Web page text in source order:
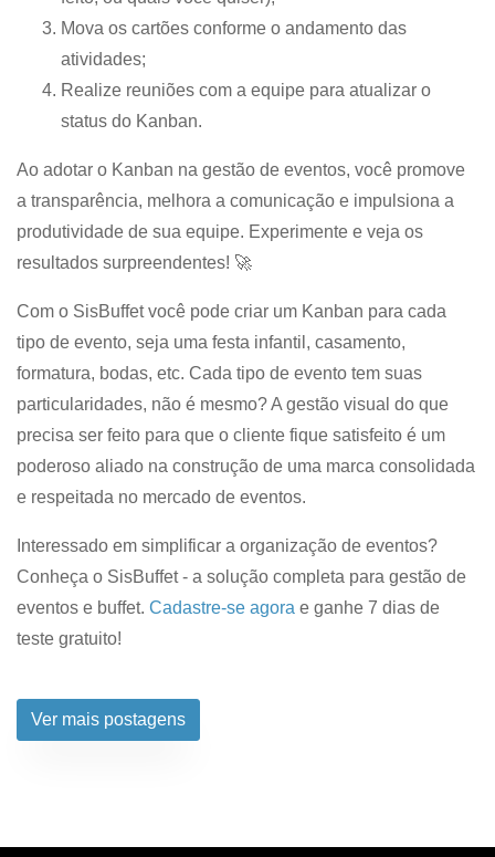
Mova os cartões conforme o andamento das
atividades;
Realize reuniões com a equipe para atualizar o
status do Kanban.
Ao adotar o Kanban na gestão de eventos, você promove
a transparência, melhora a comunicação e impulsiona a
produtividade de sua equipe. Experimente e veja os
resultados surpreendentes! 🚀
Com o SisBuffet você pode criar um Kanban para cada
tipo de evento, seja uma festa infantil, casamento,
formatura, bodas, etc. Cada tipo de evento tem suas
particularidades, não é mesmo? A gestão visual do que
precisa ser feito para que o cliente fique satisfeito é um
poderoso aliado na construção de uma marca consolidada
e respeitada no mercado de eventos.
Interessado em simplificar a organização de eventos?
Conheça o SisBuffet - a solução completa para gestão de
eventos e buffet. Cadastre-se agora e ganhe 7 dias de
teste gratuito!
Ver mais postagens